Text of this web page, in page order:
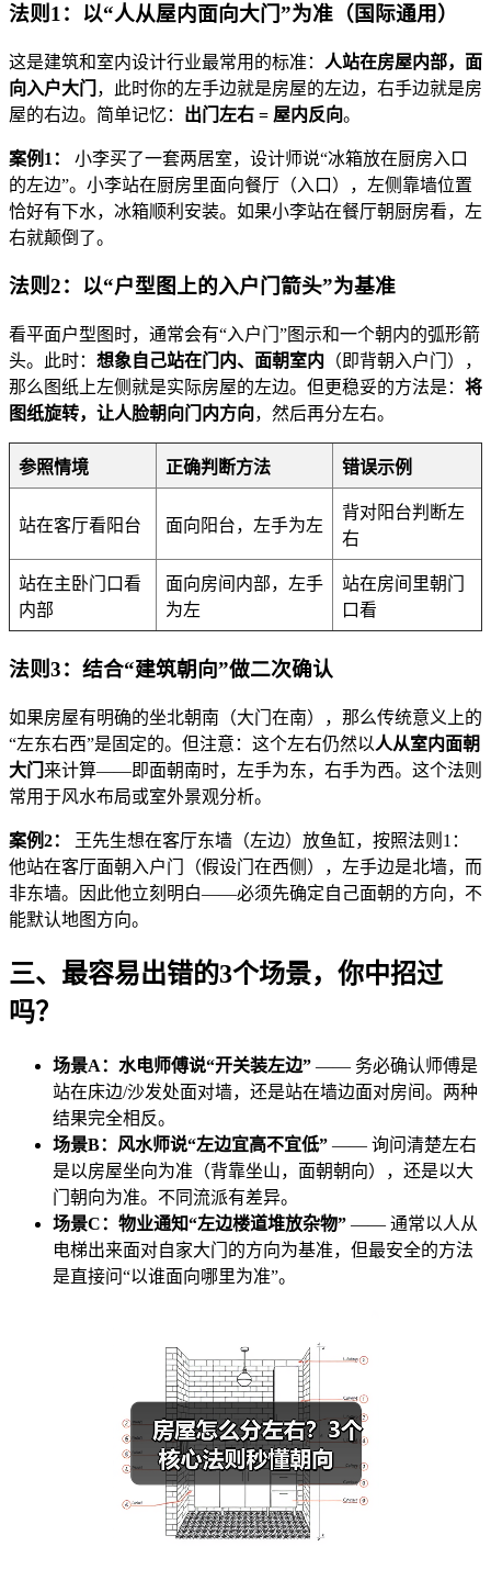
法则1：以“人从屋内面向大门”为准（国际通用）
这是建筑和室内设计行业最常用的标准： 人站在房屋内部，面
向入户大门
，此时你的左手边就是房屋的左边，右手边就是房
屋的右边。简单记忆： 出门左右 = 屋内反向。
案例1：
小李买了一套两居室，设计师说“冰箱放在厨房入口
的左边”。小李站在厨房里面向餐厅（入口），左侧靠墙位置
恰好有下水，冰箱顺利安装。如果小李站在餐厅朝厨房看，左
右就颠倒了。
法则2：以“户型图上的入户门箭头”为基准
看平面户型图时，通常会有“入户门”图示和一个朝内的弧形箭
头。此时： 想象自己站在门内、面朝室内 （即背朝入户门），
那么图纸上左侧就是实际房屋的左边。但更稳妥的方法是： 将
图纸旋转，让人脸朝向门内方向，然后再分左右。
参照情境 正确判断方法 错误示例
站在客厅看阳台 面向阳台，左手为左
背对阳台判断左
右
站在主卧门口看
内部
面向房间内部，左手
为左
站在房间里朝门
口看
法则3：结合“建筑朝向”做二次确认
如果房屋有明确的坐北朝南（大门在南），那么传统意义上的
“左东右西”是固定的。但注意：这个左右仍然以人从室内面朝
大门 来计算——即面朝南时，左手为东，右手为西。这个法则
常用于风水布局或室外景观分析。
案例2：
王先生想在客厅东墙（左边）放鱼缸，按照法则1：
他站在客厅面朝入户门（假设门在西侧），左手边是北墙，而
非东墙。因此他立刻明白——必须先确定自己面朝的方向，不
能默认地图方向。
三、最容易出错的3个场景，你中招过
吗？
场景A：水电师傅说“开关装左边” —— 务必确认师傅是
站在床边/沙发处面对墙，还是站在墙边面对房间。两种
结果完全相反。
场景B：风水师说“左边宜高不宜低” —— 询问清楚左右
是以房屋坐向为准（背靠坐山，面朝朝向），还是以大
门朝向为准。不同流派有差异。
场景C：物业通知“左边楼道堆放杂物” —— 通常以人从
电梯出来面对自家大门的方向为基准，但最安全的方法
是直接问“以谁面向哪里为准”。